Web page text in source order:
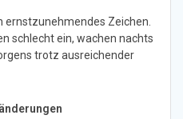
ernstzunehmendes Zeichen.
schlecht ein, wachen nachts
trotz ausreichender